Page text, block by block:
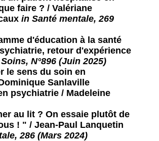
faire ? / Valériane
in Santé mentale, 269
d'éducation à la santé
retour d'expérience
N°896 (Juin 2025)
le sens du soin en
Sanlaville
psychiatrie / Madeleine
au lit ? On essaie plutôt de
! " / Jean-Paul Lanquetin
286 (Mars 2024)